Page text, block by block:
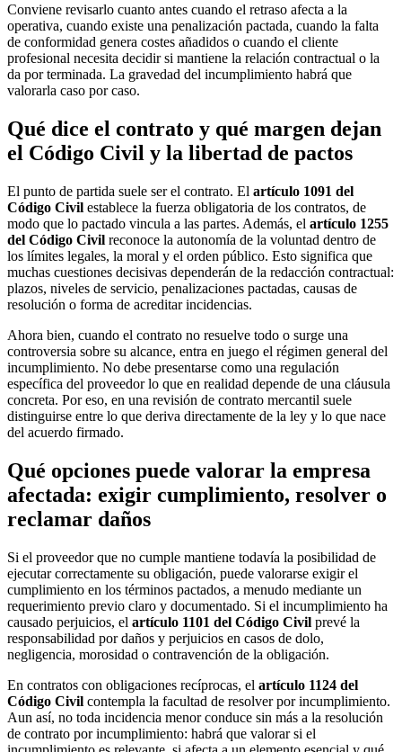
Conviene revisarlo cuanto antes cuando el retraso afecta a la
operativa, cuando existe una penalización pactada, cuando la falta
de conformidad genera costes añadidos o cuando el cliente
profesional necesita decidir si mantiene la relación contractual o la
da por terminada. La gravedad del incumplimiento habrá que
valorarla caso por caso.
Qué dice el contrato y qué margen dejan
el Código Civil y la libertad de pactos
El punto de partida suele ser el contrato. El artículo 1091 del
Código Civil establece la fuerza obligatoria de los contratos, de
modo que lo pactado vincula a las partes. Además, el artículo 1255
del Código Civil reconoce la autonomía de la voluntad dentro de
los límites legales, la moral y el orden público. Esto significa que
muchas cuestiones decisivas dependerán de la redacción contractual:
plazos, niveles de servicio, penalizaciones pactadas, causas de
resolución o forma de acreditar incidencias.
Ahora bien, cuando el contrato no resuelve todo o surge una
controversia sobre su alcance, entra en juego el régimen general del
incumplimiento. No debe presentarse como una regulación
específica del proveedor lo que en realidad depende de una cláusula
concreta. Por eso, en una revisión de contrato mercantil suele
distinguirse entre lo que deriva directamente de la ley y lo que nace
del acuerdo firmado.
Qué opciones puede valorar la empresa
afectada: exigir cumplimiento, resolver o
reclamar daños
Si el proveedor que no cumple mantiene todavía la posibilidad de
ejecutar correctamente su obligación, puede valorarse exigir el
cumplimiento en los términos pactados, a menudo mediante un
requerimiento previo claro y documentado. Si el incumplimiento ha
causado perjuicios, el artículo 1101 del Código Civil prevé la
responsabilidad por daños y perjuicios en casos de dolo,
negligencia, morosidad o contravención de la obligación.
En contratos con obligaciones recíprocas, el artículo 1124 del
Código Civil contempla la facultad de resolver por incumplimiento.
Aun así, no toda incidencia menor conduce sin más a la resolución
de contrato por incumplimiento: habrá que valorar si el